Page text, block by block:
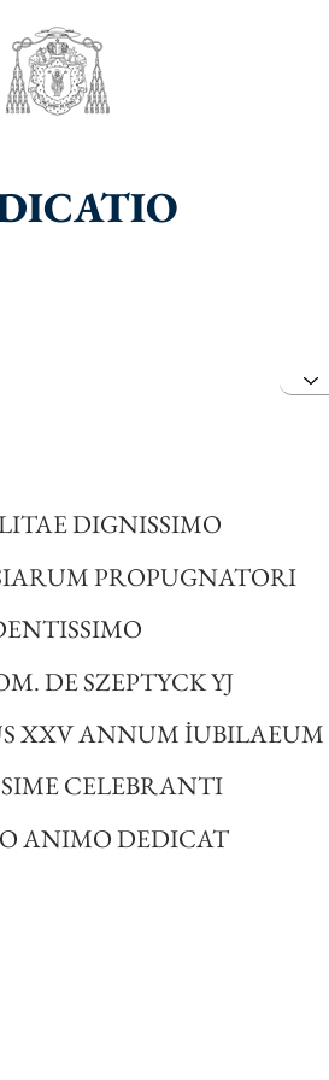
DIGNISSIMO
PROPUGNATORI
DE SZEPTYCK YJ
XXV ANNUM İUBILAEUM
CELEBRANTI
ANIMO DEDICAT